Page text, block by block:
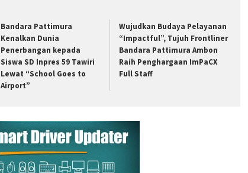
Bandara Pattimura
Kenalkan Dunia
Penerbangan kepada
Siswa SD Inpres 59 Tawiri
Lewat “School Goes to
Airport”
Wujudkan Budaya Pelayanan
“Impactful”, Tujuh Frontliner
Bandara Pattimura Ambon
Raih Penghargaan ImPaCX
Full Staff